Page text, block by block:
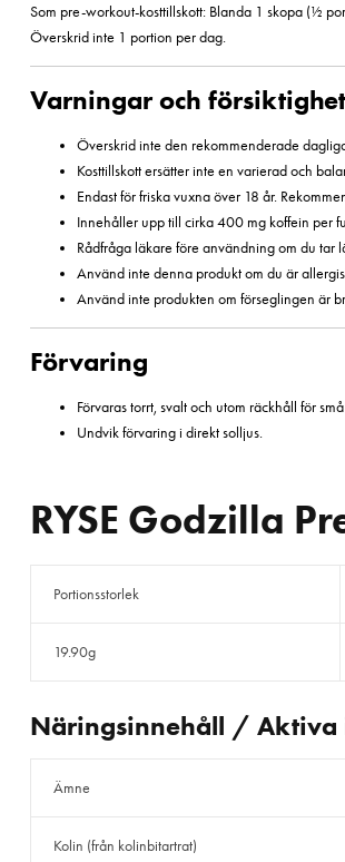
Som pre-workout-kosttillskott: Blanda 1 skopa (½
Överskrid inte 1 portion per dag.
Varningar och
Överskrid inte den rekommenderade
Kosttillskott ersätter inte en varierad och
Endast för friska vuxna över 18 år.
Innehåller upp till cirka 400 mg koffein per
Rådfråga läkare före användning om du tar
Använd inte denna produkt om du är
Använd inte produkten om förseglingen är
Förvaring
Förvaras torrt, svalt och utom räckhåll för
Undvik förvaring i direkt solljus.
RYSE Godzilla
Portionsstorlek
19.90g
Näringsinnehåll / Aktiva
Ämne
Kolin (från kolinbitartrat)